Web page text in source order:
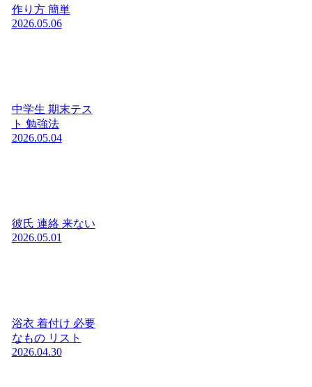
作り方 簡単
2026.05.06
中学生 期末テス
ト 勉強法
2026.05.04
彼氏 連絡 来ない
2026.05.01
浴衣 着付け 必要
なもの リスト
2026.04.30